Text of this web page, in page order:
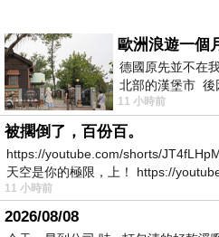
歐洲浪遊一個
德國原先並不在
北部的漢堡市
堡市吃晚餐和過夜
11 小時前
被擱倒了，百份百。
https://youtube.com/shorts/
天空是你的極限，上！ https://
11 小時前
2026/08/08